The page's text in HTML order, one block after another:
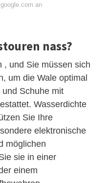
an
nass?
, und Sie müssen sich
um die Wale optimal
Schuhe mit
Wasserdichte
Sie Ihre
elektronische
möglichen
sie in einer
einem